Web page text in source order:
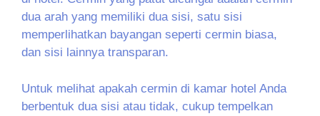
dua arah yang memiliki dua sisi, satu sisi
memperlihatkan bayangan seperti cermin biasa,
dan sisi lainnya transparan.
Untuk melihat apakah cermin di kamar hotel Anda
berbentuk dua sisi atau tidak, cukup tempelkan